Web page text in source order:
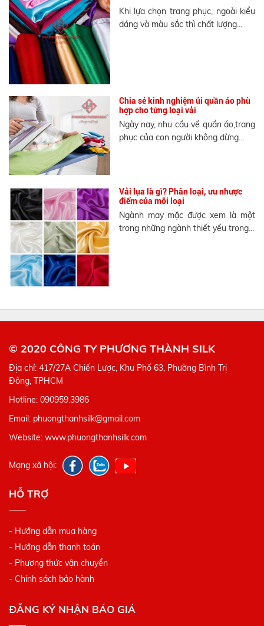
Khi lựa chọn trang phục, ngoài kiểu
dáng và màu sắc thì chất lượng...
Chia sẻ kinh nghiệm ủi quần áo phù
hợp cho từng loại vải
Ngày nay, nhu cầu về quần áo,trang
phục của con người không dừng...
Vải lụa là gì? Phân loại, ưu nhược
điểm của mỗi loại
Ngành may mặc được xem là một
trong những ngành thiết yếu trong...
© 2020 CÔNG TY PHƯƠNG THÀNH SILK
Địa chỉ: 417/27A Chiến Lược, Khu Phố 63, Phường Bình Trị
Đông, TPHCM
Hotline: 090959.3986
Email: phuongthanhsilk@gmail.com
Website: www.phuongthanhsilk.com
Mạng xã hội:
HỖ TRỢ
- Hướng dẫn mua hàng
- Hướng dẫn thanh toán
- Phương thức vận chuyển
- Chính sách bảo hành
ĐĂNG KÝ NHẬN BÁO GIÁ